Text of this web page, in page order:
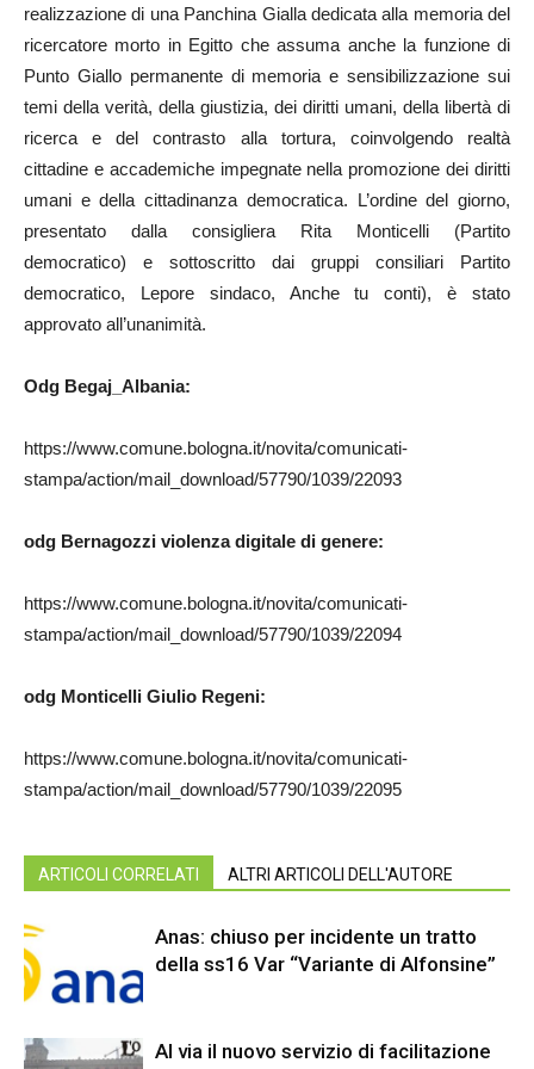
realizzazione di una Panchina Gialla dedicata alla memoria del
ricercatore morto in Egitto che assuma anche la funzione di
Punto Giallo permanente di memoria e sensibilizzazione sui
temi della verità, della giustizia, dei diritti umani, della libertà di
ricerca e del contrasto alla tortura, coinvolgendo realtà
cittadine e accademiche impegnate nella promozione dei diritti
umani e della cittadinanza democratica. L’ordine del giorno,
presentato dalla consigliera Rita Monticelli (Partito
democratico) e sottoscritto dai gruppi consiliari Partito
democratico, Lepore sindaco, Anche tu conti), è stato
approvato all’unanimità.
Odg Begaj_Albania:
https://www.comune.bologna.it/novita/comunicati-
stampa/action/mail_download/57790/1039/22093
odg Bernagozzi violenza digitale di genere:
https://www.comune.bologna.it/novita/comunicati-
stampa/action/mail_download/57790/1039/22094
odg Monticelli Giulio Regeni:
https://www.comune.bologna.it/novita/comunicati-
stampa/action/mail_download/57790/1039/22095
ARTICOLI CORRELATI ALTRI ARTICOLI DELL'AUTORE
Anas: chiuso per incidente un tratto
della ss16 Var “Variante di Alfonsine”
Al via il nuovo servizio di facilitazione